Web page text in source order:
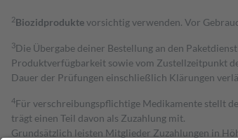
2Biozidproduktevorsichtig verwenden. Vor
3Die Übergabe deiner Bestellung an den
Produktverfügbarkeit sowie vom Zustellzeitpunkt
Dauer der Prüfungen einschließlich Klärungen
4Für verschreibungspflichtige Medikamente stellt
trägt einen Teil davon als Zuzahlung mit.
Grundsätzlich leisten Mitglieder Zuzahlungen in